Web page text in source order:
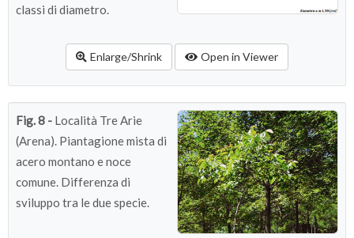
classi di diametro.
Enlarge/Shrink Open in Viewer
Fig. 8 - Località Tre Arie
(Arena). Piantagione mista di
acero montano e noce
comune. Differenza di
sviluppo tra le due specie.